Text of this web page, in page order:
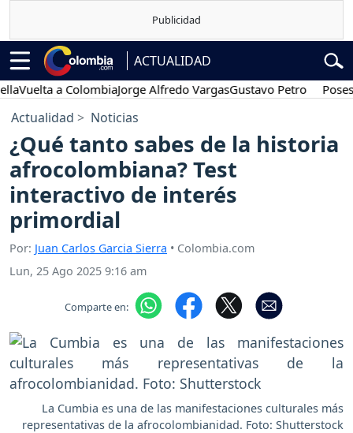
ACTUALIDAD
a ColombiaJorge Alfredo Vargas Gustavo Petro Posesión
Actualidad Noticias
¿Qué tanto sabes de la historia
afrocolombiana? Test
interactivo de interés
primordial
Por: Juan Carlos Garcia Sierra • Colombia.com
Lun, 25 Ago 2025 9:16 am
Comparte en:
La Cumbia es una de las manifestaciones culturales más
representativas de la afrocolombianidad. Foto: Shutterstock